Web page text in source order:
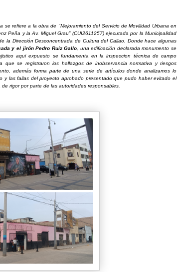
se refiere a la obra de "Mejoramiento del Servicio de Movilidad Urbana en
Peña y la Av. Miguel Grau” (CUI2611257)ejecutada por la Municipalidad
la Dirección Desconcentrada de Cultura del Callao. Donde hace algunas
y el jirón Pedro Ruiz Gallo , una edificación declarada monumento se
aqui expuesto se fundamenta en la inspeccion técnica de campo
se registraron los hallazgos de inobservancia normativa y riesgos
además forma parte de una serie de artículos donde analizamos lo
y las fallas del proyecto aprobado presentado que pudo haber evitado el
rigor por parte de las autoridades responsables.